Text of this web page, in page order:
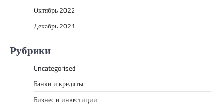
Октябрь 2022
Декабрь 2021
Рубрики
Uncategorised
Банки и кредиты
Бизнес и инвестиции